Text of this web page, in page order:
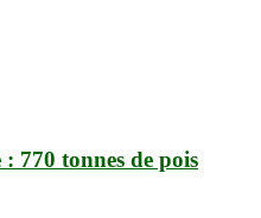
770 tonnes de pois